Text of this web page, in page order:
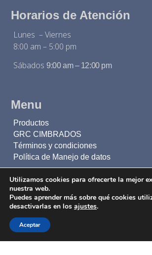
Horarios de Atención
Lunes – Viernes
8:00 am – 5:00 pm
Sábados 9:00 am – 12:00 pm
Menu
Productos
GRC CIMBRADOS
Términos y condiciones
Política de Manejo de datos
Inscríbete a nuestro
Mantente al día con todas nuestras
Utilizamos cookies para ofrecerte la mejor
nuestra web.
Puedes aprender más sobre qué cookies
desactivarlas en los ajustes.
Aceptar